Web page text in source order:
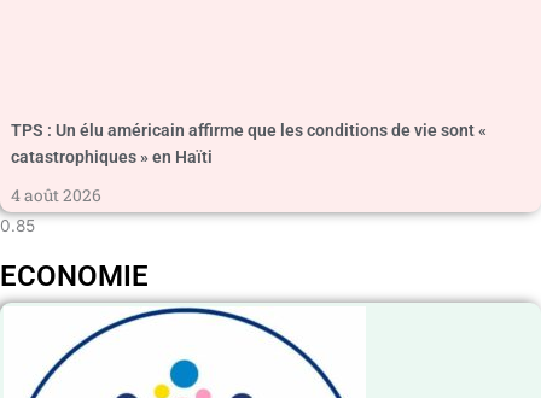
TPS : Un élu américain affirme que les conditions de vie sont «
catastrophiques » en Haïti
4 août 2026
ECONOMIE